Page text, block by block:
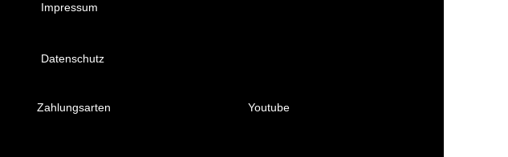
Impressum
Datenschutz
Zahlungsarten Youtube